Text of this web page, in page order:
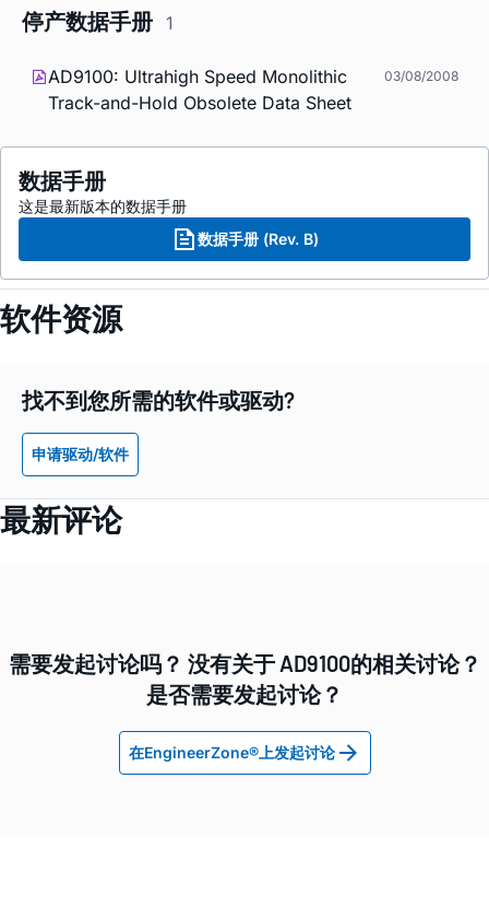
停产数据手册 1
AD9100: Ultrahigh Speed Monolithic
Track-and-Hold Obsolete Data Sheet
03/08/2008
数据手册
这是最新版本的数据手册
数据手册 (Rev. B)
软件资源
找不到您所需的软件或驱动?
申请驱动/软件
最新评论
需要发起讨论吗？ 没有关于 AD9100的相关讨论？
是否需要发起讨论？
在EngineerZone®上发起讨论